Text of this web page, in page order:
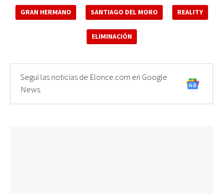
GRAN HERMANO SANTIAGO DEL MORO REALITY
ELIMINACIÓN
Seguí las noticias de Elonce.com en Google
News